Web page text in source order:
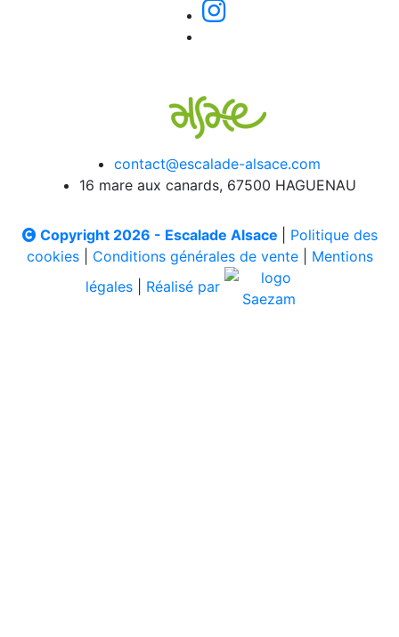
contact@escalade-alsace.com
16 mare aux canards, 67500 HAGUENAU
Copyright 2026 - Escalade Alsace
Politique des
cookies| Conditions générales de vente| Mentions
légales
Réalisé par